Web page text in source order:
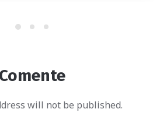
Comente
will not be published.